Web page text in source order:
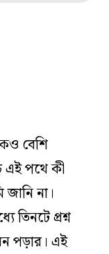
বেশি
এই পথে কী
না।
তিনটে প্রশ্ন
পড়ার। এই